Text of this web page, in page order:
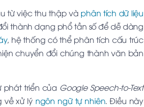
từ việc thu thập và phân tích dữ liệu
thành dạng phổ tần số để dễ dàng
, hệ thống có thể phân tích cấu trúc
chuyển đổi chúng thành văn bản
phát triển của Google Speech-to-Text
về xử lý ngôn ngữ tự nhiên. Điều này